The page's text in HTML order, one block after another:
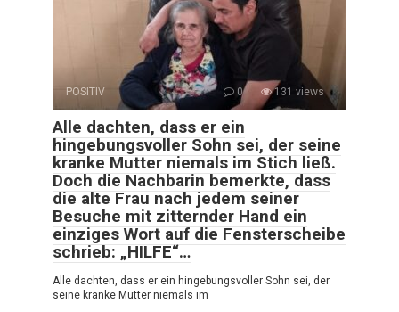
POSITIV 0 131 views
Alle dachten, dass er ein
hingebungsvoller Sohn sei, der seine
kranke Mutter niemals im Stich ließ.
Doch die Nachbarin bemerkte, dass
die alte Frau nach jedem seiner
Besuche mit zitternder Hand ein
einziges Wort auf die Fensterscheibe
schrieb: „HILFE“…
Alle dachten, dass er ein hingebungsvoller Sohn sei, der
seine kranke Mutter niemals im